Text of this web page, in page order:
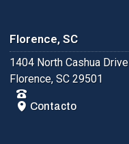
Florence, SC
1404 North Cashua Drive
Florence, SC 29501
Contacto